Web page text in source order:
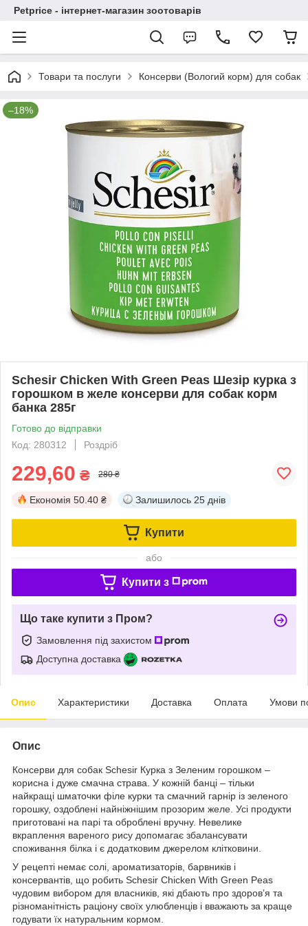
Petprice - інтернет-магазин зоотоварів
Товари та послуги Консерви (Вологий корм) для собак
–18%
Schesir Chicken With Green Peas Шезір курка з
горошком в желе консерви для собак корм
банка 285г
Готово до відправки
Код: 280312
Роздріб
229,60 ₴ 280 ₴
Економія 50.40 ₴ Залишилось 25 днів
Купити
або
Купити з
Що таке купити з Пром?
Замовлення під захистом
Доступна доставка
Опис Характеристики Доставка Оплата Умови
Опис
Консерви для собак Schesir Курка з Зеленим горошком –
корисна і дуже смачна страва. У кожній банці – тільки
найкращі шматочки філе курки та смачний гарнір із зеленого
горошку, оздоблені найніжнішим прозорим желе. Усі продукти
приготовані на парі та оброблені вручну. Невелике
вкраплення вареного рису допомагає збалансувати
споживання білка і є додатковим джерелом клітковини.
У рецепті немає солі, ароматизаторів, барвників і
консервантів, що робить Schesir Chicken With Green Peas
чудовим вибором для власників, які дбають про здоров’я та
різноманітність раціону своїх улюбленців і вважають за краще
годувати їх натуральним кормом.